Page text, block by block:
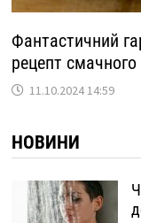
Фантастичний
рецепт смачного
11.10.2024 14:59
НОВИНИ